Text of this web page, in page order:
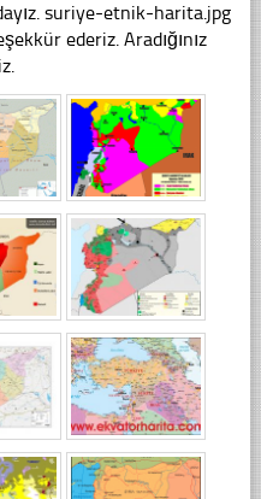
suriye-etnik-harita.jpg
ederiz. Aradığınız